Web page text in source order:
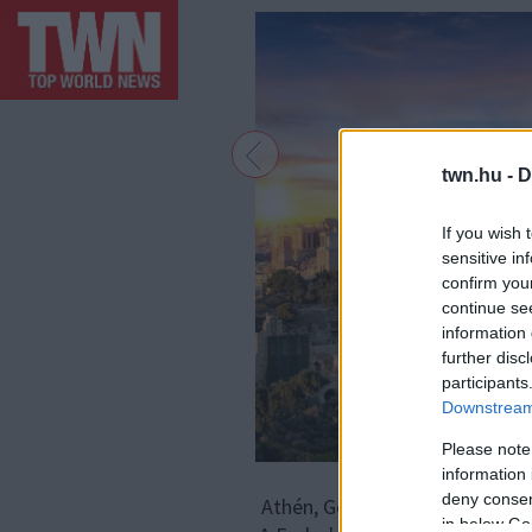
twn.hu -
If you wish
sensitive
confirm
continue
information
further
Please
information
deny
in below
Athén, Görögország - A